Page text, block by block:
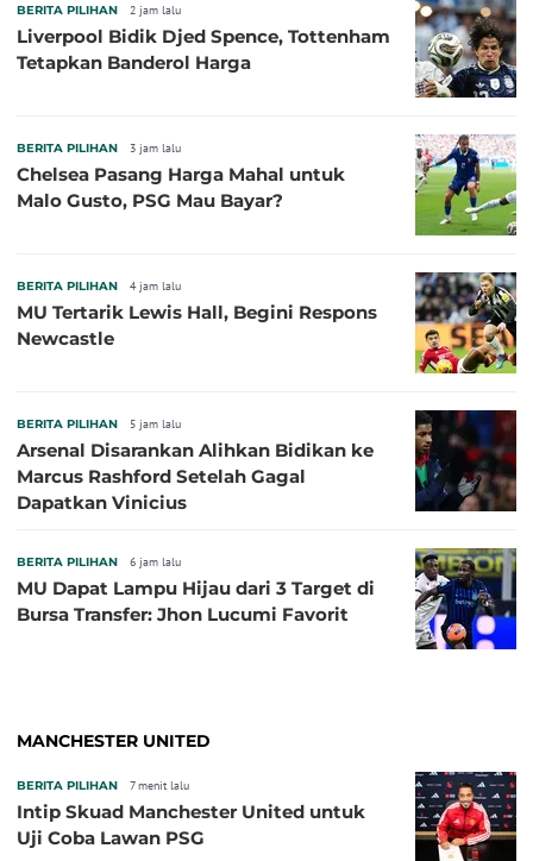
BERITA PILIHAN 2 jam lalu
Liverpool Bidik Djed Spence, Tottenham
Tetapkan Banderol Harga
BERITA PILIHAN 3 jam lalu
Chelsea Pasang Harga Mahal untuk
Malo Gusto, PSG Mau Bayar?
BERITA PILIHAN 4 jam lalu
MU Tertarik Lewis Hall, Begini Respons
Newcastle
BERITA PILIHAN 5 jam lalu
Arsenal Disarankan Alihkan Bidikan ke
Marcus Rashford Setelah Gagal
Dapatkan Vinicius
BERITA PILIHAN 6 jam lalu
MU Dapat Lampu Hijau dari 3 Target di
Bursa Transfer: Jhon Lucumi Favorit
MANCHESTER UNITED
BERITA PILIHAN 7 menit lalu
Intip Skuad Manchester United untuk
Uji Coba Lawan PSG